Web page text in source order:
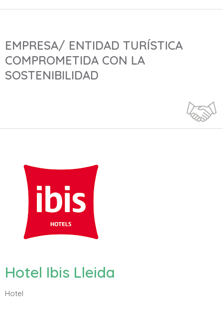
EMPRESA/ ENTIDAD TURÍSTICA
COMPROMETIDA CON LA
SOSTENIBILIDAD
Hotel Ibis Lleida
Hotel